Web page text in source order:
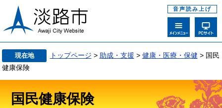
音声読み上げ
現在地 トップページ > 助成・支援 > 健康・医療・保健 > 国民
健康保険
国民健康保険